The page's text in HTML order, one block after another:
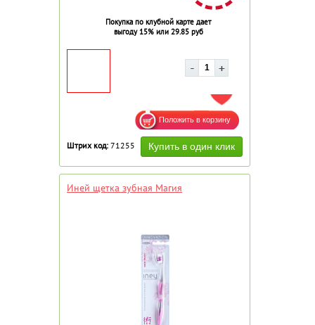
Покупка по клубной карте дает
выгоду 15% или 29.85 руб
ДОБАВИТЬ В ИЗБРАННОЕ
Штрих код: 71255
Иней щетка зубная Магия